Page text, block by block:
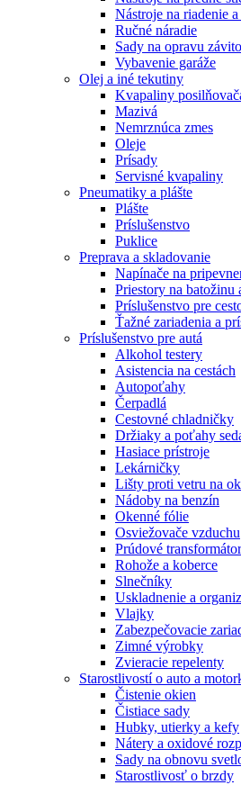
Nástroje na riadenie
Ručné náradie
Sady na opravu
Vybavenie garáže
Olej a iné tekutiny
Kvapaliny
Mazivá
Nemrznúca zmes
Oleje
Prísady
Servisné kvapaliny
Pneumatiky a plášte
Plášte
Príslušenstvo
Puklice
Preprava a skladovanie
Napínače na
Priestory na batožinu
Príslušenstvo pre
Ťažné zariadenia a
Príslušenstvo pre autá
Alkohol testery
Asistencia na cestách
Autopoťahy
Čerpadlá
Cestovné chladničky
Držiaky a poťahy
Hasiace prístroje
Lekárničky
Lišty proti vetru na
Nádoby na benzín
Okenné fólie
Osviežovače vzduchu
Prúdové
Rohože a koberce
Slnečníky
Uskladnenie a
Vlajky
Zabezpečovacie
Zimné výrobky
Zvieracie repelenty
Starostlivostí o auto a
Čistenie okien
Čistiace sady
Hubky, utierky a kefy
Nátery a oxidové
Sady na obnovu
Starostlivosť o brzdy